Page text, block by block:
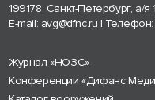
199178, Санкт-Петербург, а/я
E-mail: avg@dfnc.ru | Телефон:
Журнал «НОЗС»
Конференции «Дифанс